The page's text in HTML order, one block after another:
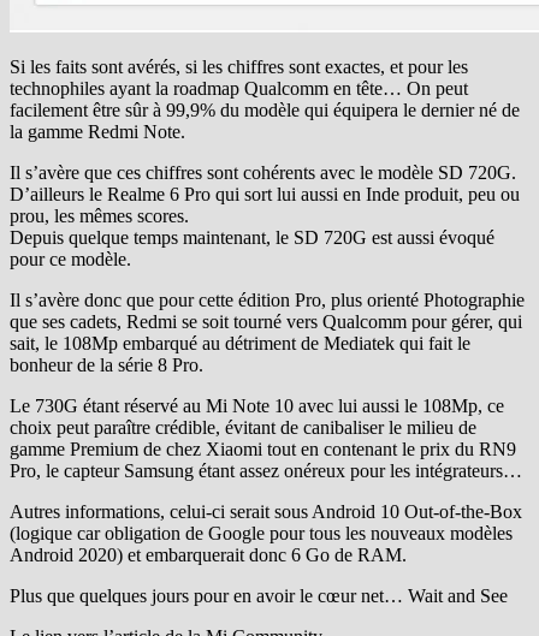
Si les faits sont avérés, si les chiffres sont exactes, et pour les
technophiles ayant la roadmap Qualcomm en tête… On peut
facilement être sûr à 99,9% du modèle qui équipera le dernier né de
la gamme Redmi Note.
Il s’avère que ces chiffres sont cohérents avec le modèle SD 720G.
D’ailleurs le Realme 6 Pro qui sort lui aussi en Inde produit, peu ou
prou, les mêmes scores.
Depuis quelque temps maintenant, le SD 720G est aussi évoqué
pour ce modèle.
Il s’avère donc que pour cette édition Pro, plus orienté Photographie
que ses cadets, Redmi se soit tourné vers Qualcomm pour gérer, qui
sait, le 108Mp embarqué au détriment de Mediatek qui fait le
bonheur de la série 8 Pro.
Le 730G étant réservé au Mi Note 10 avec lui aussi le 108Mp, ce
choix peut paraître crédible, évitant de canibaliser le milieu de
gamme Premium de chez Xiaomi tout en contenant le prix du RN9
Pro, le capteur Samsung étant assez onéreux pour les intégrateurs…
Autres informations, celui-ci serait sous Android 10 Out-of-the-Box
(logique car obligation de Google pour tous les nouveaux modèles
Android 2020) et embarquerait donc 6 Go de RAM.
Plus que quelques jours pour en avoir le cœur net… Wait and See